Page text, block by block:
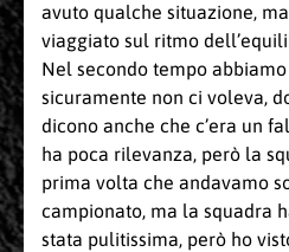
avuto qualche situazione,
viaggiato sul ritmo
Nel secondo tempo
sicuramente non ci voleva,
dicono anche che c’era un
ha poca rilevanza, però la
prima volta che andavamo
campionato, ma la squadra
stata pulitissima, però ho